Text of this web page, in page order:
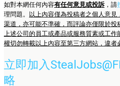
如對本網任何內容有任何意見或投訴 ，請
理問題。
以上內容僅為投稿者之個人意
渠道，亦可能不準確，而評論亦僅限於
上述公司的員工或產品或服務質素或工
權切勿轉載以上內容至第三方網站，違者
立即加入
略